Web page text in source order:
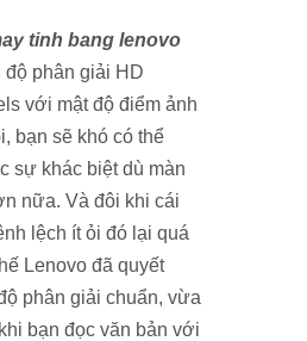
tinh bang lenovo
độ phân giải HD
với mật độ điểm ảnh
bạn sẽ khó có thể
sự khác biệt dù màn
nữa. Và đôi khi cái
lệch ít ỏi đó lại quá
Lenovo đã quyết
phân giải chuẩn, vừa
bạn đọc văn bản với